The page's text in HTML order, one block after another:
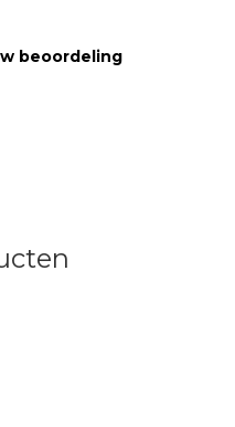
beoordeling